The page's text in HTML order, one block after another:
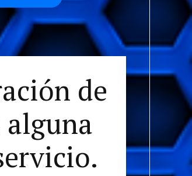
de
alguna